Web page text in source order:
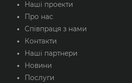
Наші проекти
Про нас
Співпраця з нами
Контакти
Наші партнери
Новини
Послуги